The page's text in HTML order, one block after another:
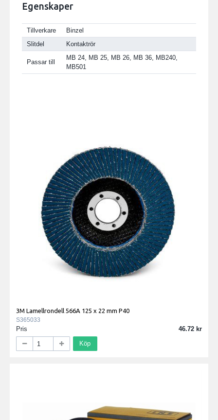
Egenskaper
Tillverkare
Binzel
Slitdel
Kontaktrör
Passar till
MB 24, MB 25, MB 26, MB 36, MB240,
MB501
3M Lamellrondell 566A 125 x 22 mm P40
S365033
Pris 46.72
Köp